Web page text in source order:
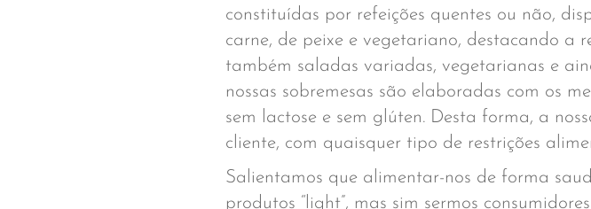
constituídas por refeições quentes ou não,
carne, de peixe e vegetariano, destacando a
também saladas variadas, vegetarianas e
nossas sobremesas são elaboradas com os
sem lactose e sem glúten. Desta forma, a
cliente, com quaisquer tipo de restrições
Salientamos que alimentar-nos de forma
produtos “light”, mas sim sermos